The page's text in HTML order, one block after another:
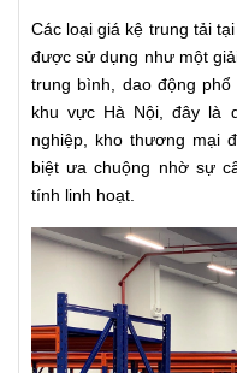
Các loại giá kệ trung tải
được sử dụng như một
trung bình, dao động
khu vực Hà Nội, đây là
nghiệp, kho thương mại
biệt ưa chuộng nhờ sự
tính linh hoạt.